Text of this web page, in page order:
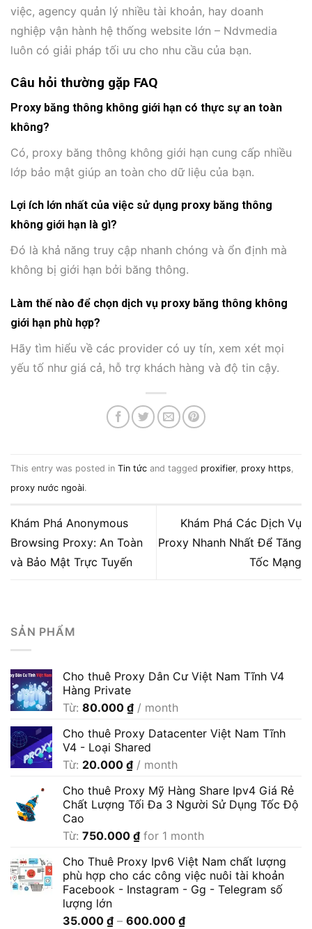
việc, agency quản lý nhiều tài khoản, hay doanh
nghiệp vận hành hệ thống website lớn – Ndvmedia
luôn có giải pháp tối ưu cho nhu cầu của bạn.
Câu hỏi thường gặp FAQ
Proxy băng thông không giới hạn có thực sự an toàn
không?
Có, proxy băng thông không giới hạn cung cấp nhiều
lớp bảo mật giúp an toàn cho dữ liệu của bạn.
Lợi ích lớn nhất của việc sử dụng proxy băng thông
không giới hạn là gì?
Đó là khả năng truy cập nhanh chóng và ổn định mà
không bị giới hạn bởi băng thông.
Làm thế nào để chọn dịch vụ proxy băng thông không
giới hạn phù hợp?
Hãy tìm hiểu về các provider có uy tín, xem xét mọi
yếu tố như giá cả, hỗ trợ khách hàng và độ tin cậy.
This entry was posted in Tin tức and tagged proxifier, proxy https,
proxy nước ngoài.
Khám Phá Anonymous
Browsing Proxy: An Toàn
và Bảo Mật Trực Tuyến
Khám Phá Các Dịch Vụ
Proxy Nhanh Nhất Để Tăng
Tốc Mạng
SẢN PHẨM
Cho thuê Proxy Dân Cư Việt Nam Tĩnh V4
Hàng Private
Từ: 80.000 ₫ / month
Cho thuê Proxy Datacenter Việt Nam Tĩnh
V4 - Loại Shared
Từ: 20.000 ₫ / month
Cho thuê Proxy Mỹ Hàng Share Ipv4 Giá Rẻ
Chất Lượng Tối Đa 3 Người Sử Dụng Tốc Độ
Cao
Từ: 750.000 ₫ for 1 month
Cho Thuê Proxy Ipv6 Việt Nam chất lượng
phù hợp cho các công việc nuôi tài khoản
Facebook - Instagram - Gg - Telegram số
lượng lớn
35.000 ₫ – 600.000 ₫Khoảng